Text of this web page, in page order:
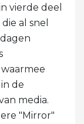
vierde deel
al snel
de
media.
"Mirror"